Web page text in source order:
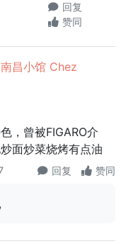
回复
赞同
南昌小馆 Chez
，曾被FIGARO介
面炒菜烧烤有点油
回复 赞同
,